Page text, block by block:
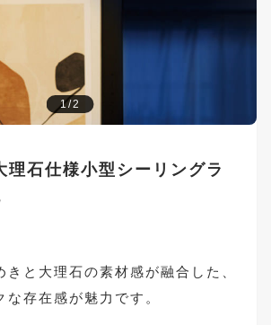
1/2
理石仕様小型シーリングラ
きと大理石の素材感が融合した、
な存在感が魅力です。